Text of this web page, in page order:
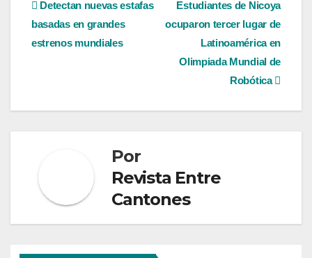
Navegación
de
Estudiantes de Nicoya
ocuparon tercer lugar de
Latinoamérica en
Olimpiada Mundial de
Robótica
Detectan nuevas estafas
basadas en grandes
estrenos mundiales
Por
Revista Entre
Cantones